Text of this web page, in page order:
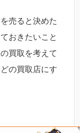
売ると決めた
おきたいこと
買取を考えて
の買取店にす